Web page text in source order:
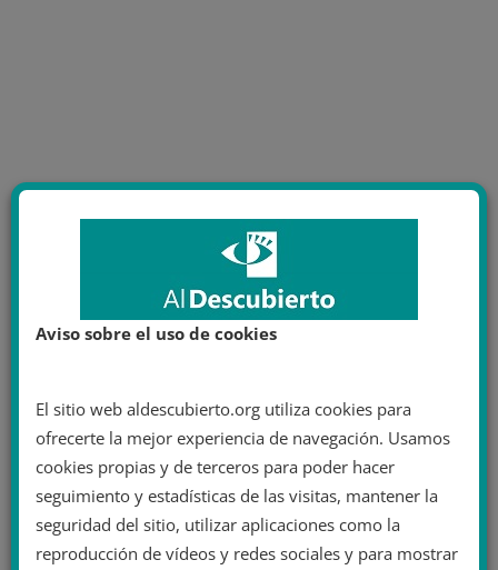
Aviso sobre el uso de cookies
El sitio web aldescubierto.org utiliza cookies para
ofrecerte la mejor experiencia de navegación. Usamos
cookies propias y de terceros para poder hacer
seguimiento y estadísticas de las visitas, mantener la
seguridad del sitio, utilizar aplicaciones como la
reproducción de vídeos y redes sociales y para mostrar